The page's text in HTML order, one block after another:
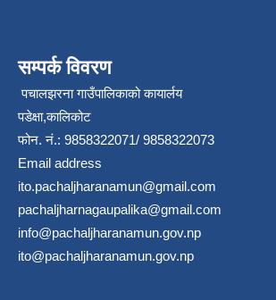
सम्पर्क विवरण
पचालझरना गाउँपालिकाको कायार्लय
पडेक्षा,कालिकोट
फोन. नं.: 9858322071/ 9858322073
Email address
ito.pachaljharanamun@gmail.com
pachaljharnagaupalika@gmail.com
info@pachaljharanamun.gov.np
ito@pachaljharanamun.gov.np